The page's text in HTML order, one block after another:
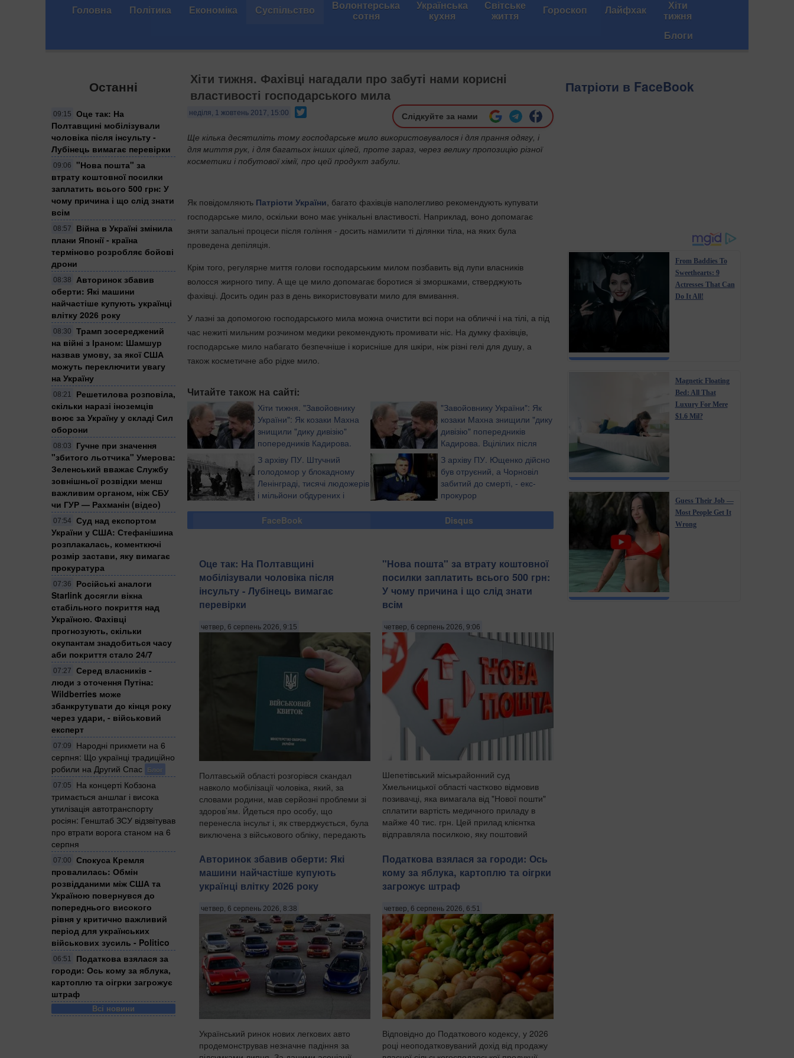
Головна Політика Економіка Суспільство Волонтерська
сотня
Українська
кухня
Світське
життя Гороскоп Лайфхак Хіти
тижня
Блоги
Останні
09:15
Оце так: На
Полтавщині мобілізували
чоловіка після інсульту -
Лубінець вимагає перевірки
09:06
"Нова пошта" за
втрату коштовної посилки
заплатить всього 500 грн: У
чому причина і що слід знати
всім
08:57
Війна в Україні змінила
плани Японії - країна
терміново розробляє бойові
дрони
08:38
Авторинок збавив
оберти: Які машини
найчастіше купують українці
влітку 2026 року
08:30
Трамп зосереджений
на війні з Іраном: Шамшур
назвав умову, за якої США
можуть переключити увагу
на Україну
08:21
Решетилова розповіла,
скільки наразі іноземців
воює за Україну у складі Сил
оборони
08:03
Гучне при значення
"збитого льотчика" Умерова:
Зеленський вважає Службу
зовнішньої розвідки менш
важливим органом, ніж СБУ
чи ГУР — Рахманін (відео)
07:54
Суд над експортом
України у США: Стефанішина
розплакалась, коменткючі
розмір застави, яку вимагає
прокуратура
07:36
Російські аналоги
Starlink досягли вікна
стабільного покриття над
Україною. Фахівці
прогнозують, скільки
окупантам знадобиться часу
аби покриття стало 24/7
07:27
Серед власників -
люди з оточення Путіна:
Wildberries може
збанкрутувати до кінця року
через удари, - військовий
експерт
07:09
Народні прикмети на 6
серпня: Що українці традиційно
робили на Другий Спас Блог
07:05
На концерті Кобзона
тримається аншлаг і висока
утилізація автотранспорту
росіян: Генштаб ЗСУ відзвітував
про втрати ворога станом на 6
серпня
07:00
Спокуса Кремля
провалилась: Обмін
розвідданими між США та
Україною повернувся до
попереднього високого
рівня у критично важливий
період для українських
військових зусиль - Politico
06:51
Податкова взялася за
городи: Ось кому за яблука,
картоплю та оігрки загрожує
штраф
Всі новини
Хіти тижня. Фахівці нагадали про забуті нами корисні
властивості господарського мила
неділя, 1 жовтень 2017, 15:00 Слідкуйте за нами
​Ще кілька десятиліть тому господарське мило використовувалося і для прання одягу, і
для миття рук, і для багатьох інших цілей, проте зараз, через велику пропозицію різної
косметики і побутової хімії, про цей продукт забули.
Як повідомляють Патріоти України, багато фахівців наполегливо рекомендують купувати
господарське мило, оскільки воно має унікальні властивості. Наприклад, воно допомагає
зняти запальні процеси після гоління - досить намилити ті ділянки тіла, на яких була
проведена депіляція.
Крім того, регулярне миття голови господарським милом позбавить від лупи власників
волосся жирного типу. А ще це мило допомагає боротися зі зморшками, стверджують
фахівці. Досить один раз в день використовувати мило для вмивання.
У лазні за допомогою господарського мила можна очистити всі пори на обличчі і на тілі, а під
час нежиті мильним розчином медики рекомендують промивати ніс. На думку фахівців,
господарське мило набагато безпечніше і корисніше для шкіри, ніж різні гелі для душу, а
також косметичне або рідке мило.
Читайте також на сайті:
Хіти тижня. "Завойовнику
України": Як козаки Махна
знищили "дику дивізію"
попередників Кадирова.
Вцілілих після шаленої
рубки звірів-ґвалтівників палили живцем або
повільно рубали на дрібні шматки
"Завойовнику України": Як
козаки Махна знищили "дику
дивізію" попередників
Кадирова. Вцілілих після
шаленої рубки звірів-
ґвалтівників палили живцем або повільно
рубали на дрібні шматки
З архіву ПУ. Штучний
голодомор у блокадному
Ленінграді, тисячі людожерів
і мільйони обдурених і
З архіву ПУ. Ющенко дійсно
був отруєний, а Чорновіл
забитий до смерті, - екс-
прокурор
FaceBook Disqus
Оце так: На Полтавщині
мобілізували чоловіка після
інсульту - Лубінець вимагає
перевірки
четвер, 6 серпень 2026, 9:15
Полтавській області розгорівся скандал
навколо мобілізації чоловіка, який, за
словами родини, мав серйозні проблеми зі
здоров’ям. Йдеться про особу, що
перенесла інсульт і, як стверджується, була
виключена з військового обліку, передають
"Нова пошта" за втрату коштовної
посилки заплатить всього 500 грн:
У чому причина і що слід знати
всім
четвер, 6 серпень 2026, 9:06
Шепетівський міськрайонний суд
Хмельницької області частково відмовив
позивачці, яка вимагала від "Нової пошти"
сплатити вартість медичного приладу в
майже 40 тис. грн. Цей прилад клієнтка
відправляла посилкою, яку поштовий
Авторинок збавив оберти: Які
машини найчастіше купують
українці влітку 2026 року
четвер, 6 серпень 2026, 8:38
Український ринок нових легкових авто
продемонстрував незначне падіння за
Податкова взялася за городи: Ось
кому за яблука, картоплю та оігрки
загрожує штраф
четвер, 6 серпень 2026, 6:51
Відповідно до Податкового кодексу, у 2026
році неоподатковуваний дохід від продажу
Патріоти в FaceBook
From Baddies To
Sweethearts: 9
Actresses That Can
Do It All!
Magnetic Floating
Bed: All That
Luxury For Mere
$1.6 Mil?
Guess Their Job —
Most People Get It
Wrong